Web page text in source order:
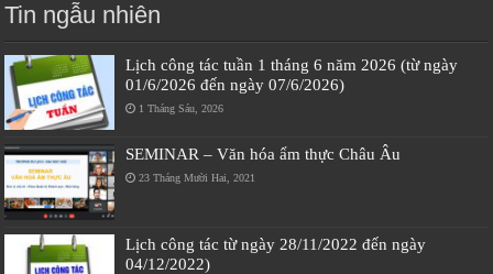
Tin ngẫu nhiên
Lịch công tác tuần 1 tháng 6 năm 2026 (từ ngày
01/6/2026 đến ngày 07/6/2026)
1 Tháng Sáu, 2026
SEMINAR – Văn hóa ẩm thực Châu Âu
23 Tháng Mười Hai, 2021
Lịch công tác từ ngày 28/11/2022 đến ngày
04/12/2022)